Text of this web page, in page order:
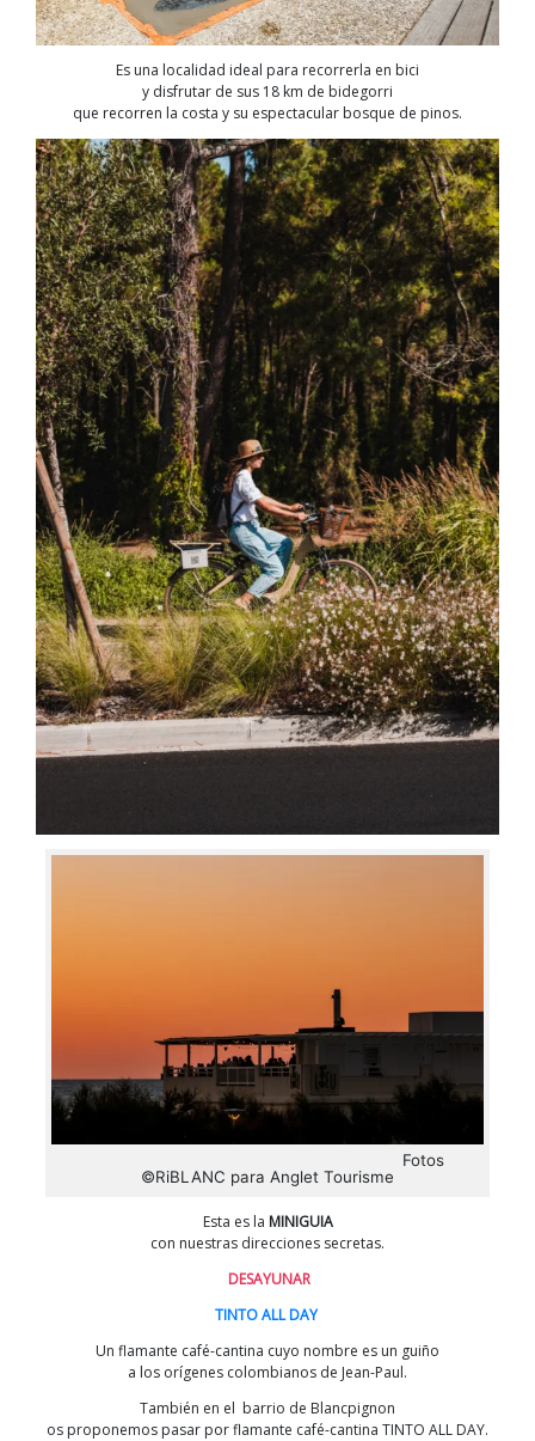
Es una localidad ideal para recorrerla en bici
y disfrutar de sus 18 km de bidegorri
que recorren la costa y su espectacular bosque de pinos.
Fotos
©RiBLANC para Anglet Tourisme
Esta es la MINIGUIA
con nuestras direcciones secretas.
DESAYUNAR
TINTO ALL DAY
Un flamante café-cantina cuyo nombre es un guiño
a los orígenes colombianos de Jean-Paul.
También en el barrio de Blancpignon
os proponemos pasar por flamante café-cantina TINTO ALL DAY.